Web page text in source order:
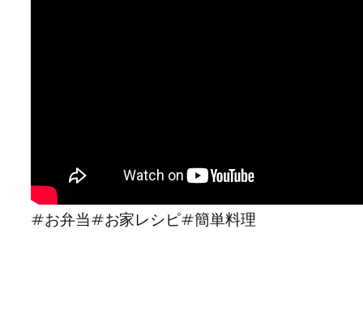
#お弁当#お家レシピ#簡単料理